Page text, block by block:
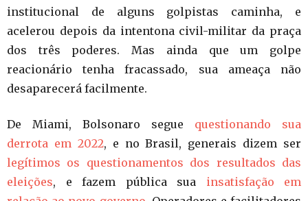
institucional de alguns golpistas caminha, e
acelerou depois da intentona civil-militar da praça
dos três poderes. Mas ainda que um golpe
reacionário tenha fracassado, sua ameaça não
desaparecerá facilmente.
De Miami, Bolsonaro segue questionando sua
derrota em 2022, e no Brasil, generais dizem ser
legítimos os questionamentos dos resultados das
eleições, e fazem pública sua insatisfação em